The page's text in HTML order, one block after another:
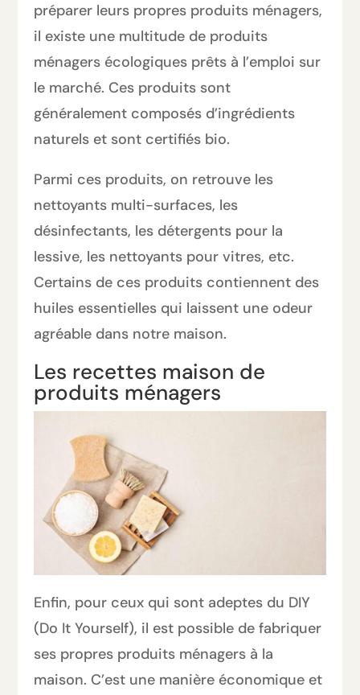
préparer leurs propres produits ménagers,
il existe une multitude de produits
ménagers écologiques prêts à l’emploi sur
le marché. Ces produits sont
généralement composés d’ingrédients
naturels et sont certifiés bio.
Parmi ces produits, on retrouve les
nettoyants multi-surfaces, les
désinfectants, les détergents pour la
lessive, les nettoyants pour vitres, etc.
Certains de ces produits contiennent des
huiles essentielles qui laissent une odeur
agréable dans notre maison.
Les recettes maison de
produits ménagers
Enfin, pour ceux qui sont adeptes du DIY
(Do It Yourself), il est possible de fabriquer
ses propres produits ménagers à la
maison. C’est une manière économique et